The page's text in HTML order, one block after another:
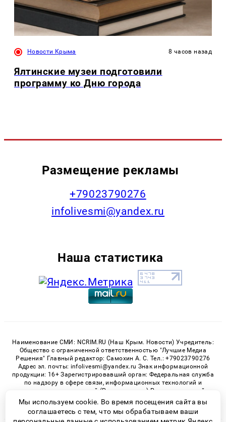
Новости Крыма 8 часов назад
Ялтинские музеи подготовили
программу ко Дню города
Размещение рекламы
+79023790276
infolivesmi@yandex.ru
Наша статистика
Наименование СМИ: NCRIM.RU (Наш Крым. Новости) Учредитель:
Общество с ограниченной ответственностью "Лучшие Медиа
Решения" Главный редактор: Самохин А. С. Тел.: +79023790276
Адрес эл. почты: infolivesmi@yandex.ru Знак информационной
продукции: 16+ Зарегистрировавший орган: Федеральная служба
по надзору в сфере связи, информационных технологий и
массовых коммуникаций (Роскомнадзор) Регистрационный
номер СМИ ЭЛ № ФС 77 - 81150 от 02.06.2021
Мы используем cookie. Во время посещения сайта вы
соглашаетесь с тем, что мы обрабатываем ваши